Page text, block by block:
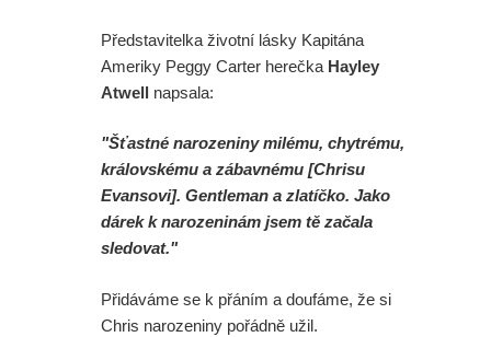
Představitelka životní lásky Kapitána
Ameriky Peggy Carter herečka Hayley
Atwell napsala:
"Šťastné narozeniny milému, chytrému,
královskému a zábavnému [Chrisu
Evansovi]. Gentleman a zlatíčko. Jako
dárek k narozeninám jsem tě začala
sledovat."
Přidáváme se k přáním a doufáme, že si
Chris narozeniny pořádně užil.